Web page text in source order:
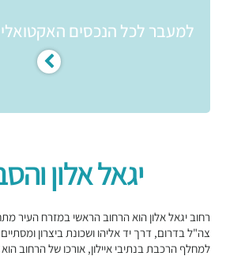
למעבר לכל הנכסים
יגאל אלון
רחוב יגאל אלון הוא הרחוב הראשי במזרח העיר
צה"ל בדרום, דרך יד אליהו ושכונת ביצרון